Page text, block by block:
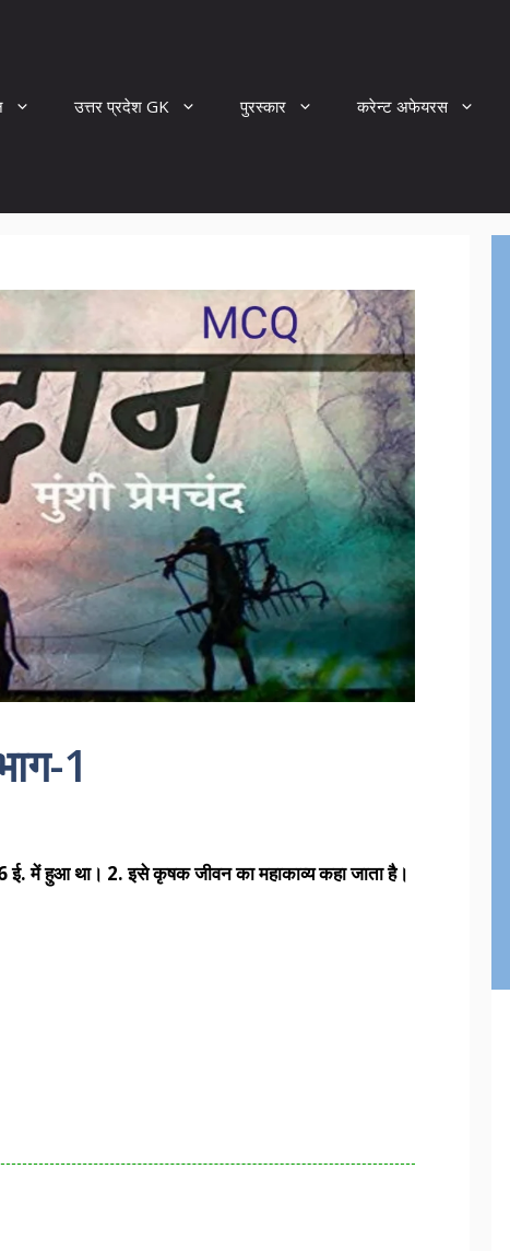
उत्तर प्रदेश GK पुरस्कार करेन्ट अफेयरस
1
में हुआ था। 2. इसे कृषक जीवन का महाकाव्य कहा जाता है।